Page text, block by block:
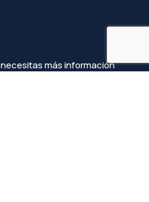
más información